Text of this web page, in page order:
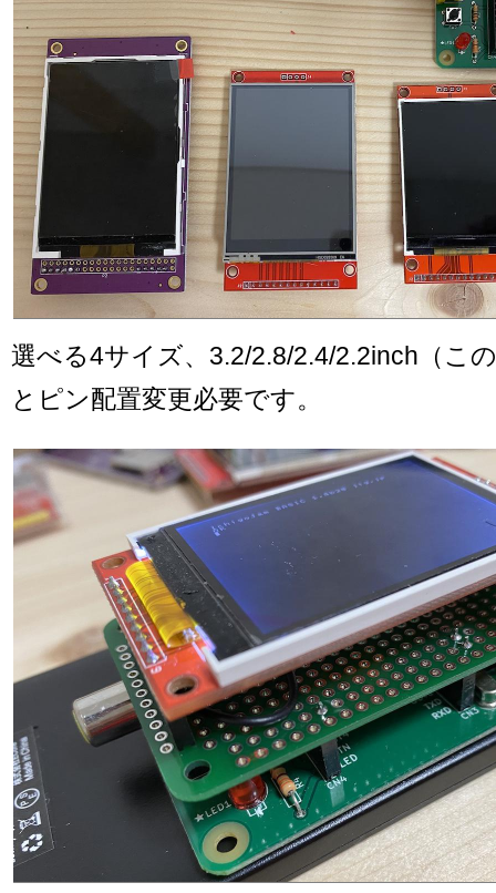
選べる4サイズ、3.2/2.8/2.4/2.2inch（こ
とピン配置変更必要です。